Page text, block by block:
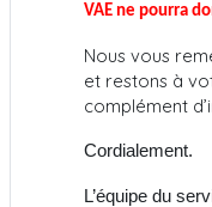
VAE ne pourra
Nous vous
et restons à
complément
Cordialement.
L’équipe du